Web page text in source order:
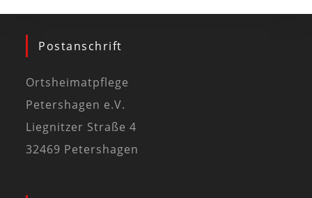
Postanschrift
Ortsheimatpflege
Petershagen e.V.
Liegnitzer Straße 4
32469 Petershagen